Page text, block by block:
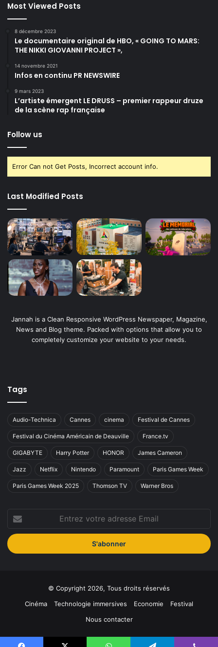
Most Viewed Posts
8 décembre 2023
Le documentaire original de HBO, « GOING TO MARS:
THE NIKKI GIOVANNI PROJECT »,
14 novembre 2021
Infos en continu PR NEWSWIRE
9 mars 2023
L’artiste émergent LE DRUSS – premier rappeur druze
de la scène rap française
Follow us
Error Can not Get Posts, Incorrect account info.
Last Modified Posts
Jannah is a Clean Responsive WordPress Newspaper, Magazine,
News and Blog theme. Packed with options that allow you to
completely customize your website to your needs.
Tags
Audio-Technica Cannes cinema Festival de Cannes
Festival du Cinéma Américain de Deauville France.tv
GIGABYTE Harry Potter HONOR James Cameron
Jazz Netflix Nintendo Paramount Paris Games Week
Paris Games Week 2025 Thomson TV Warner Bros
votre
adresse
Email
© Copyright 2026, Tous droits réservés
Cinéma
Technologie immersives Economie
Festival
Nous contacter